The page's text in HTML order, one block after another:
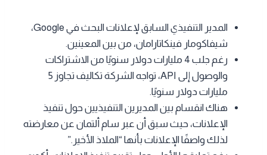
المدير التنفيذي السابق لإعلانات البحث في Google،
شيفاكومار فينكاتارامان، من بين المعينين.
رغم جلب 4 مليارات دولار سنويًا من الاشتراكات
والوصول إلى API، تواجه الشركة تكاليف تجاوز 5
مليارات دولار سنويًا.
هناك انقسام بين المديرين التنفيذيين حول تنفيذ
الإعلانات، حيث سبق أن عبر سام ألتمان عن معارضته
لذلك واصفًا الإعلانات بأنها “الملاذ الأخير.”